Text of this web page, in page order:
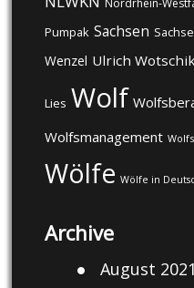
Pumpak Sachsen
Wenzel Ulrich
Lies Wolf
Wolfsmanagement
Wölfe Wölfe in
Archive
August 2021